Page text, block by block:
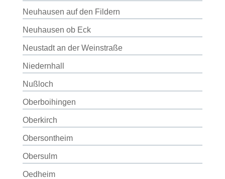
Neuhausen auf den Fildern
Neuhausen ob Eck
Neustadt an der Weinstraße
Niedernhall
Nußloch
Oberboihingen
Oberkirch
Obersontheim
Obersulm
Oedheim